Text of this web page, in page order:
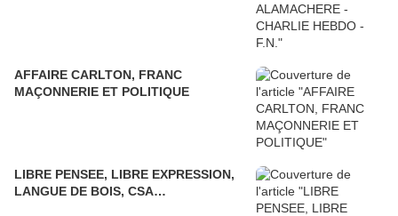
AFFAIRE CARLTON, FRANC
MAÇONNERIE ET POLITIQUE
LIBRE PENSEE, LIBRE EXPRESSION,
LANGUE DE BOIS, CSA…